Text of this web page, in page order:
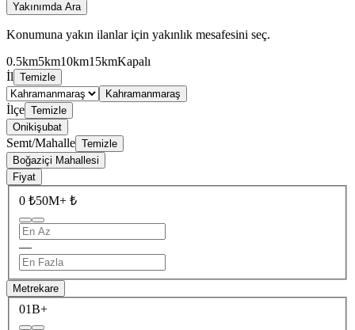
Yakınımda Ara
Konumuna yakın ilanlar için yakınlık mesafesini seç.
0.5km5km10km15kmKapalı
İl Temizle
Kahramanmaraş
İlçe Temizle
Onikişubat
Semt/Mahalle Temizle
Boğaziçi Mahallesi
Fiyat
0 ₺50M+ ₺
—
Metrekare
01B+